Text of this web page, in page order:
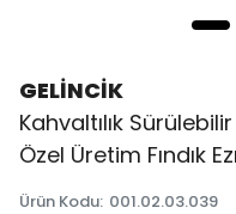
GELİNCİK
Kahvaltılık
Özel Üretim Fındık
Ürün Kodu: 001.02.03.039